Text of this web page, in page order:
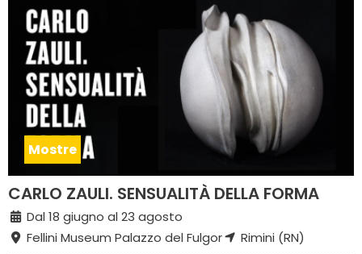
Mostre
CARLO ZAULI. SENSUALITÀ DELLA FORMA
Dal 18 giugno al 23 agosto
Fellini Museum Palazzo del Fulgor
Rimini (RN)